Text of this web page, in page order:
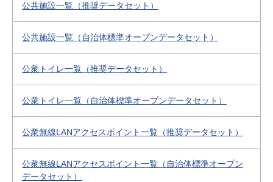
公共施設一覧（推奨データセット）
公共施設一覧（自治体標準オープンデータセット）
公衆トイレ一覧（推奨データセット）
公衆トイレ一覧（自治体標準オープンデータセット）
公衆無線LANアクセスポイント一覧（推奨データセット）
公衆無線LANアクセスポイント一覧（自治体標準オープン
データセット）